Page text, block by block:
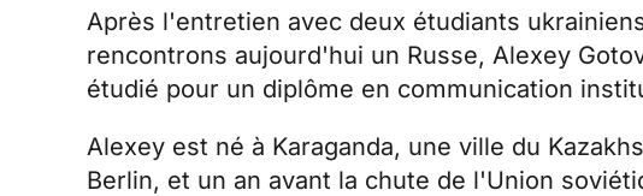
Après l'entretien avec deux étudiants
rencontrons aujourd'hui un Russe, Alexey
étudié pour un diplôme en communication
Alexey est né à Karaganda, une ville du
Berlin, et un an avant la chute de l'Union